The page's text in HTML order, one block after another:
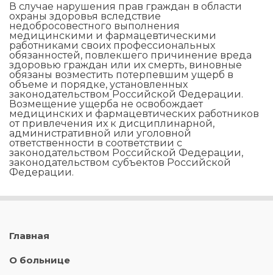
В случае нарушения прав граждан в области
охраны здоровья вследствие
недобросовестного выполнения
медицинскими и фармацевтическими
работниками своих профессиональных
обязанностей, повлекшего причинение вреда
здоровью граждан или их смерть, виновные
обязаны возместить потерпевшим ущерб в
объеме и порядке, установленных
законодательством Российской Федерации.
Возмещение ущерба не освобождает
медицинских и фармацевтических работников
от привлечения их к дисциплинарной,
административной или уголовной
ответственности в соответствии с
законодательством Российской Федерации,
законодательством субъектов Российской
Федерации.
Главная
О больнице